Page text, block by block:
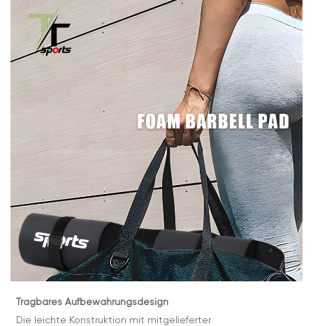
Tragbares Aufbewahrungsdesign
Die leichte Konstruktion mit mitgelieferter